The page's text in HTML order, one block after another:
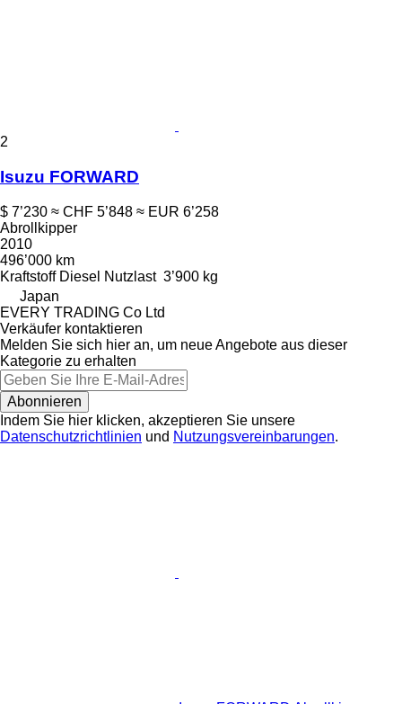
2
Isuzu FORWARD
$ 7’230 ≈ CHF 5’848 ≈ EUR 6’258
Abrollkipper
2010
496’000 km
Kraftstoff Diesel Nutzlast 3’900 kg
Japan
EVERY TRADING Co Ltd
Verkäufer kontaktieren
Melden Sie sich hier an, um neue Angebote aus dieser
Kategorie zu erhalten
Abonnieren
Indem Sie hier klicken, akzeptieren Sie unsere
Datenschutzrichtlinien und Nutzungsvereinbarungen.